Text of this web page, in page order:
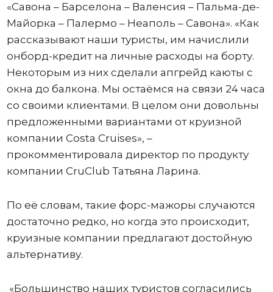
«Савона – Барселона – Валенсия – Пальма-де-
Майорка – Палермо – Неаполь – Савона». «Как
рассказывают наши туристы, им начислили
онборд-кредит на личные расходы на борту.
Некоторым из них сделали апгрейд каюты с
окна до балкона. Мы остаёмся на связи 24 часа
со своими клиентами. В целом они довольны
предложенными вариантами от круизной
компании Costa Cruises», –
прокомментировала директор по продукту
компании CruClub Татьяна Ларина.
По её словам, такие форс-мажоры случаются
достаточно редко, но когда это происходит,
круизные компании предлагают достойную
альтернативу.
«Большинство наших туристов согласились